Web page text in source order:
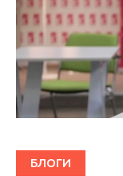
БЛОГИ